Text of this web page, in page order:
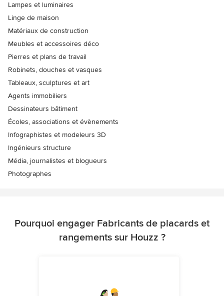
Lampes et luminaires
Linge de maison
Matériaux de construction
Meubles et accessoires déco
Pierres et plans de travail
Robinets, douches et vasques
Tableaux, sculptures et art
Agents immobiliers
Dessinateurs bâtiment
Écoles, associations et évènements
Infographistes et modeleurs 3D
Ingénieurs structure
Média, journalistes et blogueurs
Photographes
Pourquoi engager Fabricants de placards et
rangements sur Houzz ?